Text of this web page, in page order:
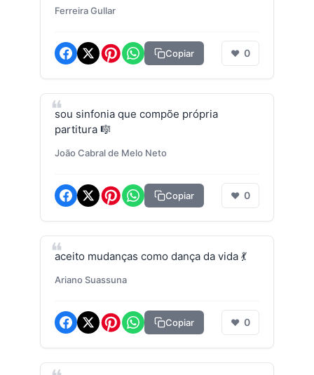
Ferreira Gullar
Copiar ❤ 0
sou sinfonia que compõe própria
partitura 🎼
João Cabral de Melo Neto
Copiar ❤ 0
aceito mudanças como dança da vida 💃
Ariano Suassuna
Copiar ❤ 0